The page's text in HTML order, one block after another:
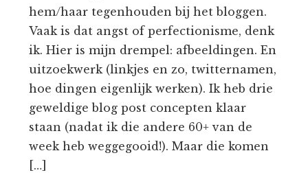
hem/haar tegenhouden bij het bloggen.
Vaak is dat angst of perfectionisme, denk
ik. Hier is mijn drempel: afbeeldingen. En
uitzoekwerk (linkjes en zo, twitternamen,
hoe dingen eigenlijk werken). Ik heb drie
geweldige blog post concepten klaar
staan (nadat ik die andere 60+ van de
week heb weggegooid!). Maar die komen
[…]